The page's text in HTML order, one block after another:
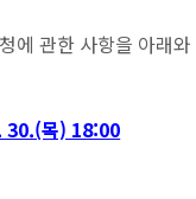
에 관한 사항을 아래
30.(목) 18:00